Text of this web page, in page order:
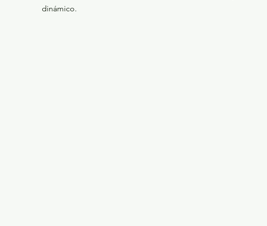
dinámico.